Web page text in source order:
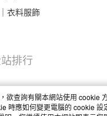
衣料服飾
排行
欲查詢有關本網站使用 cookie
時應如何變更電腦的 cookie 設